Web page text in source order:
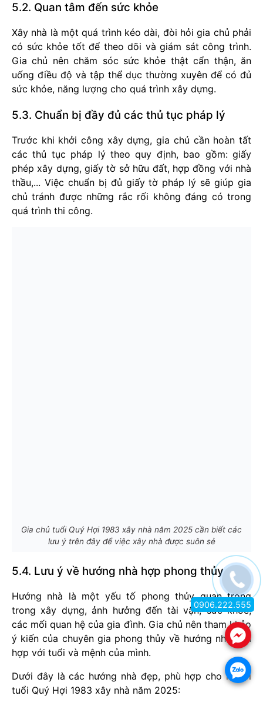
5.2. Quan tâm đến sức khỏe
Xây nhà là một quá trình kéo dài, đòi hỏi gia chủ phải
có sức khỏe tốt để theo dõi và giám sát công trình.
Gia chủ nên chăm sóc sức khỏe thật cẩn thận, ăn
uống điều độ và tập thể dục thường xuyên để có đủ
sức khỏe, năng lượng cho quá trình xây dựng.
5.3. Chuẩn bị đầy đủ các thủ tục pháp lý
Trước khi khởi công xây dựng, gia chủ cần hoàn tất
các thủ tục pháp lý theo quy định, bao gồm: giấy
phép xây dựng, giấy tờ sở hữu đất, hợp đồng với nhà
thầu,... Việc chuẩn bị đủ giấy tờ pháp lý sẽ giúp gia
chủ tránh được những rắc rối không đáng có trong
quá trình thi công.
Gia chủ tuổi Quý Hợi 1983 xây nhà năm 2025 cần biết các
lưu ý trên đây để việc xây nhà được suôn sẻ
5.4. Lưu ý về hướng nhà hợp phong thủy
Hướng nhà là một yếu tố phong thủy quan trọng
trong xây dựng, ảnh hưởng đến tài vận, sức khỏe,
các mối quan hệ của gia đình. Gia chủ nên tham khảo
ý kiến của chuyên gia phong thủy về hướng nhà phù
hợp với tuổi và mệnh của mình.
Dưới đây là các hướng nhà đẹp, phù hợp cho người
tuổi Quý Hợi 1983 xây nhà năm 2025:
.
.
0906.222.555